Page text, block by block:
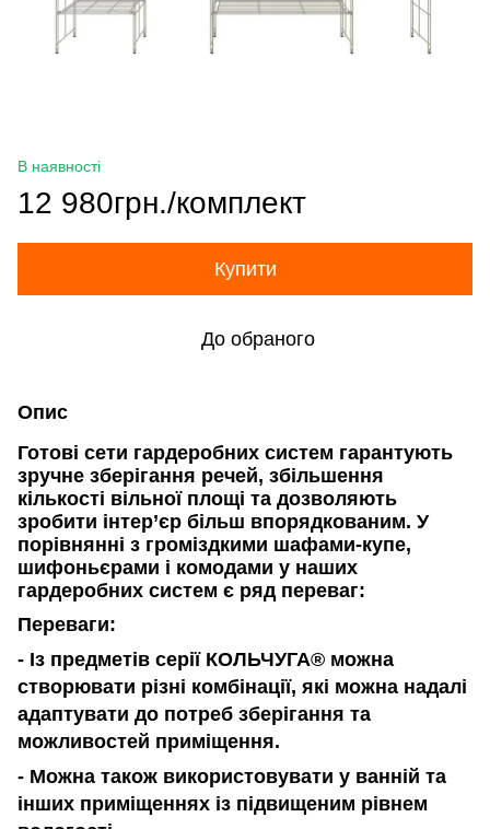
В наявності
12 980грн./комплект
Купити
До обраного
Опис
Готові сети гардеробних систем гарантують
зручне зберігання речей, збільшення
кількості вільної площі та дозволяють
зробити інтер’єр більш впорядкованим. У
порівнянні з громіздкими шафами-купе,
шифоньєрами і комодами у наших
гардеробних систем є ряд переваг:
Переваги:
- Із предметів серії КОЛЬЧУГА® можна
створювати різні комбінації, які можна надалі
адаптувати до потреб зберігання та
можливостей приміщення.
- Можна також використовувати у ванній та
інших приміщеннях із підвищеним рівнем